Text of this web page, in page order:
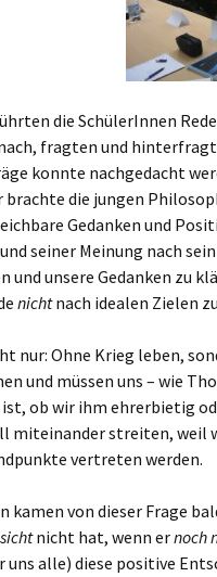
die SchülerInnen
fragten und
konnte nachgedacht
brachte die jungen
Gedanken und
seiner Meinung nach
und unsere Gedanken zu
nichtnach idealen Zielen
nur: Ohne Krieg leben,
und müssen uns – wie
ob wir ihm ehrerbietig
miteinander streiten, weil
vertreten werden.
kamen von dieser Frage
nicht hat, wenn ernoch
alle) diese positive